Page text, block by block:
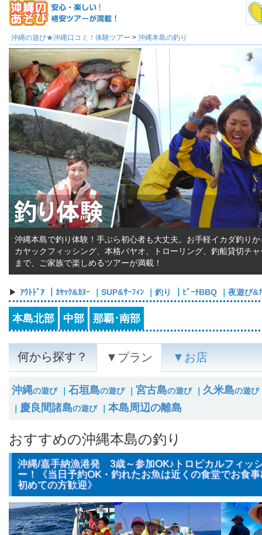
沖縄の遊び★沖縄口コミ！体験ツアー > 沖縄本島の釣り
沖縄本島で釣り体験！手ぶら初心者も大丈夫。お手軽イカダ釣り
カヤックフィッシング、本格パヤオ、トローリング、釣船貸切チ
まで、ご家族で楽しめるツアーが満載！
ｱｳﾄﾄﾞｱ ｶﾔｯｸ&ｶﾇｰ SUP&ｻｰﾌｨﾝ 釣り ﾋﾞｰﾁBBQ 夜遊び&
本島北部 中部 那覇･南部
何から探す？ ▼プラン ▼お店
沖縄の遊び 石垣島の遊び 宮古島の遊び 久米島の遊び
慶良間諸島の遊び 本島周辺の離島
おすすめの沖縄本島の釣り
沖縄/嘉手納漁港発 3歳～参加OK♪トロピカルフィッ
ー！《当日予約OK・釣れたお魚は近くの食堂でお食
初めての方歓迎》